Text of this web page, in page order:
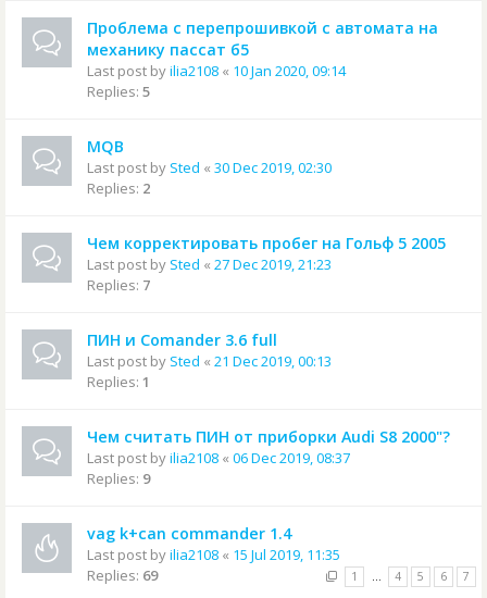
Проблема с перепрошивкой с автомата на
механику пассат б5
Last post byilia2108 « 10 Jan 2020, 09:14
Replies: 5
MQB
Last post by Sted « 30 Dec 2019, 02:30
Replies: 2
Чем корректировать пробег на Гольф 5 2005
Last post by Sted « 27 Dec 2019, 21:23
Replies: 7
ПИН и Comander 3.6 full
Last post by Sted « 21 Dec 2019, 00:13
Replies: 1
Чем считать ПИН от приборки Audi S8 2000"?
Last post byilia2108 « 06 Dec 2019, 08:37
Replies: 9
vag k+can commander 1.4
Last post byilia2108 « 15 Jul 2019, 11:35
Replies: 69 1 … 4 5 6 7